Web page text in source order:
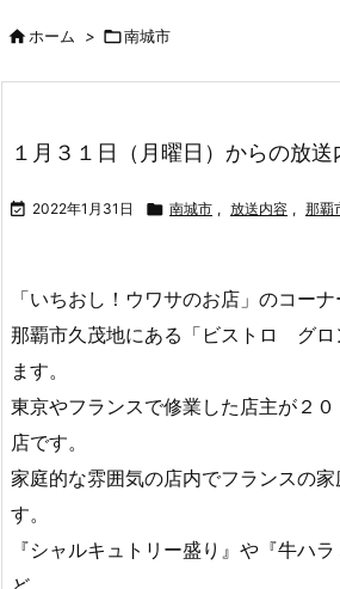
ホーム > 南城市
１月３１日（月曜日）からの放送
 2022年1月31日  南城市 , 放送内容 , 那覇
「いちおし！ウワサのお店」のコーナ
那覇市久茂地にある「ビストロ グロ
ます。
東京やフランスで修業した店主が２
店です。
家庭的な雰囲気の店内でフランスの家
す。
『シャルキュトリー盛り』や『牛ハ